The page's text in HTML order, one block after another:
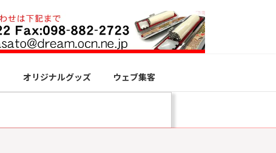
オリジナルグッズ ウェブ集客